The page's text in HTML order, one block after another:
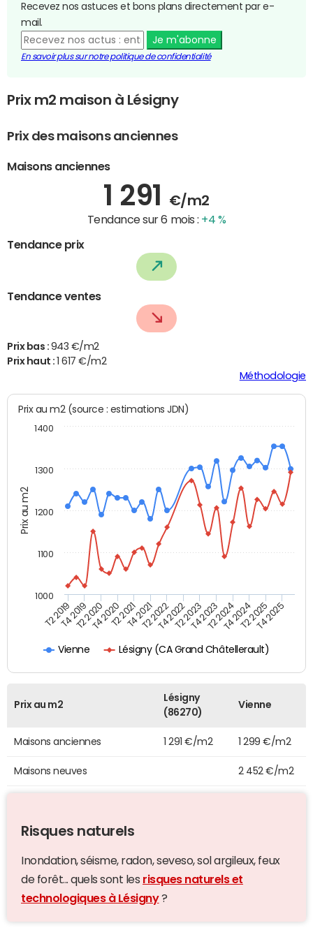
Recevez nos astuces et bons plans directement par e-
mail.
Je m'abonne
En savoir plus sur notre politique de confidentialité
Prix m2 maison à Lésigny
Prix des maisons anciennes
Maisons anciennes
1 291 €/m2
Tendance sur 6 mois : +4 %
Tendance prix
Tendance ventes
Prix bas : 943 €/m2
Prix haut :1 617 €/m2
Méthodologie
Prix au m2
Prix au m2 (source : estimations JDN)
Vienne Lésigny (CA Grand Châtellerault)
T2 2019T4 2019T2 2020T4 2020T2 2021T4 2021T2 2022T4 2022T2 2023T4 2023T2 2024T4 2024T2 2025T4 2025
1000
1100
1200
1300
1400
Prix au m2
Lésigny
(86270)
Vienne
Maisons anciennes 1 291 €/m2 1 299 €/m2
Maisons neuves 2 452 €/m2
Risques naturels
Inondation, séisme, radon, seveso, sol argileux, feux
de forêt... quels sont les risques naturels et
technologiques à Lésigny?